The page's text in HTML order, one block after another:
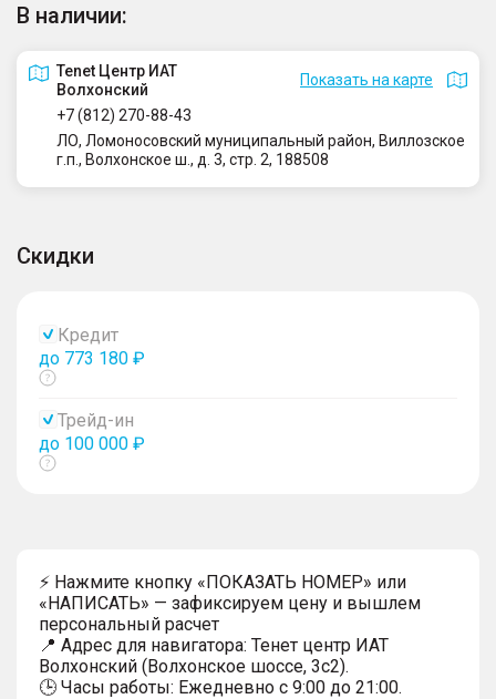
В наличии:
Tenet Центр ИАТ
Волхонский
Показать на карте
+7 (812) 270-88-43
ЛО, Ломоносовский муниципальный район, Виллозское
г.п., Волхонское ш., д. 3, стр. 2, 188508
Скидки
Кредит
до 773 180 ₽
Показать
Трейд-ин
до 100 000 ₽
Показать
⚡ Нажмите кнопку «ПОКАЗАТЬ НОМЕР» или
«НАПИСАТЬ» — зафиксируем цену и вышлем
персональный расчет
📍 Адрес для навигатора: Тенет центр ИАТ
Волхонский (Волхонское шоссе, 3с2).
🕒 Часы работы: Ежедневно с 9:00 до 21:00.